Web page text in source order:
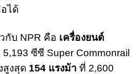
ได้
กับ NPR คือ เครื่องยนต์
ซีซี Super Commonrail
สูงสุด 154 แรงม้า ที่ 2,600